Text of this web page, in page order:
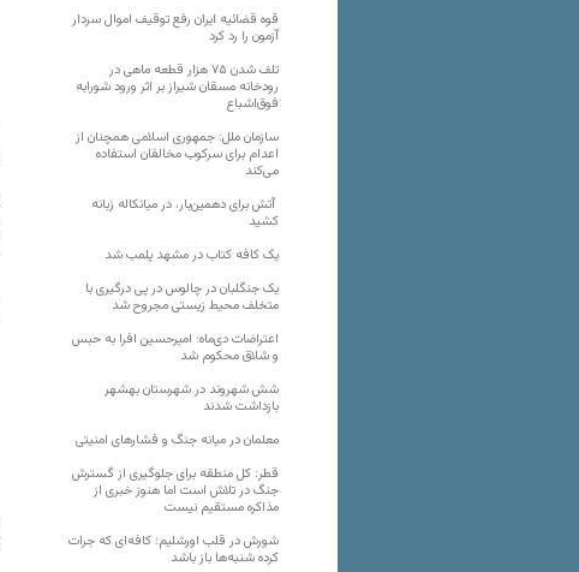
قوه قضائیه ایران رفع توقیف اموال سردار
آزمون را رد کرد
تلف شدن ۷۵ هزار قطعه ماهی در
رودخانه مسقان شیراز بر اثر ورود شورابه
فوق‌اشباع
سازمان ملل: جمهوری اسلامی همچنان از
اعدام برای سرکوب مخالفان استفاده
می‌کند
آتش برای دهمین‌بار، در میانکاله زبانه
کشید
یک کافه کتاب در مشهد پلمب شد
یک جنگلبان در چالوس در پی درگیری با
متخلف محیط زیستی مجروح شد
اعتراضات دی‌ماه؛ امیرحسین افرا به حبس
و شلاق محکوم شد
شش شهروند در شهرستان بهشهر
بازداشت شدند
معلمان در میانه جنگ و فشارهای امنیتی
قطر: کل منطقه برای جلوگیری از گسترش
جنگ در تلاش است اما هنوز خبری از
مذاکره مستقیم نیست
شورش در قلب اورشلیم؛ کافه‌ای که جرات
کرده شنبه‌ها باز باشد